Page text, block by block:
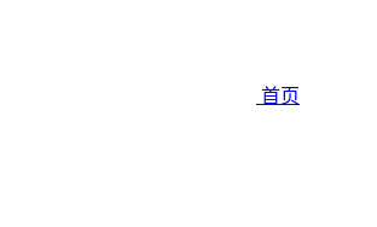
首页